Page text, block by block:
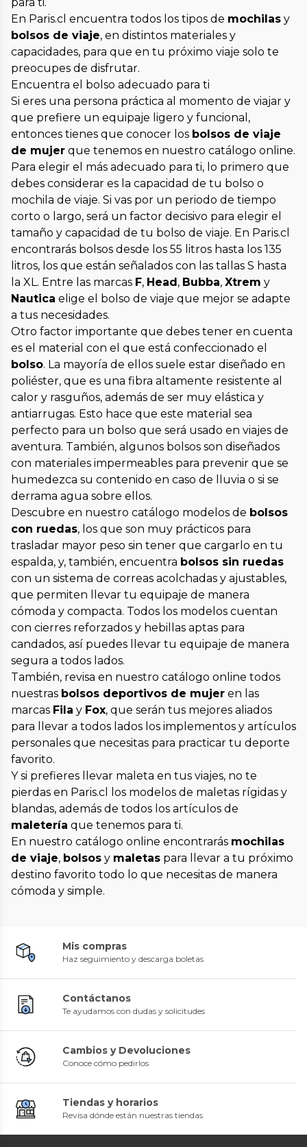
para ti.
En Paris.cl encuentra todos los tipos de mochilas y
bolsos de viaje, en distintos materiales y
capacidades, para que en tu próximo viaje solo te
preocupes de disfrutar.
Encuentra el bolso adecuado para ti
Si eres una persona práctica al momento de viajar y
que prefiere un equipaje ligero y funcional,
entonces tienes que conocer los bolsos de viaje
de mujer que tenemos en nuestro catálogo online.
Para elegir el más adecuado para ti, lo primero que
debes considerar es la capacidad de tu bolso o
mochila de viaje. Si vas por un periodo de tiempo
corto o largo, será un factor decisivo para elegir el
tamaño y capacidad de tu bolso de viaje. En Paris.cl
encontrarás bolsos desde los 55 litros hasta los 135
litros, los que están señalados con las tallas S hasta
la XL. Entre las marcas F, Head , Bubba, Xtrem y
Nautica elige el bolso de viaje que mejor se adapte
a tus necesidades.
Otro factor importante que debes tener en cuenta
es el material con el que está confeccionado el
bolso. La mayoría de ellos suele estar diseñado en
poliéster, que es una fibra altamente resistente al
calor y rasguños, además de ser muy elástica y
antiarrugas. Esto hace que este material sea
perfecto para un bolso que será usado en viajes de
aventura. También, algunos bolsos son diseñados
con materiales impermeables para prevenir que se
humedezca su contenido en caso de lluvia o si se
derrama agua sobre ellos.
Descubre en nuestro catálogo modelos de bolsos
con ruedas, los que son muy prácticos para
trasladar mayor peso sin tener que cargarlo en tu
espalda, y, también, encuentra bolsos sin ruedas
con un sistema de correas acolchadas y ajustables,
que permiten llevar tu equipaje de manera
cómoda y compacta. Todos los modelos cuentan
con cierres reforzados y hebillas aptas para
candados, así puedes llevar tu equipaje de manera
segura a todos lados.
También, revisa en nuestro catálogo online todos
nuestras bolsos deportivos de mujer en las
marcas Fila y Fox, que serán tus mejores aliados
para llevar a todos lados los implementos y artículos
personales que necesitas para practicar tu deporte
favorito.
Y si prefieres llevar maleta en tus viajes, no te
pierdas en Paris.cl los modelos de maletas rígidas y
blandas, además de todos los artículos de
maletería que tenemos para ti.
En nuestro catálogo online encontrarás mochilas
de viaje, bolsos y maletas para llevar a tu próximo
destino favorito todo lo que necesitas de manera
cómoda y simple.
Mis compras
Haz seguimiento y descarga boletas
Contáctanos
Te ayudamos con dudas y solicitudes
Cambios y Devoluciones
Conoce cómo pedirlos
Tiendas y horarios
Revisa dónde están nuestras tiendas